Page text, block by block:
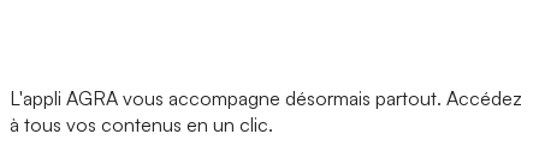
L'appli AGRA vous accompagne désormais partout. Accédez
à tous vos contenus en un clic.